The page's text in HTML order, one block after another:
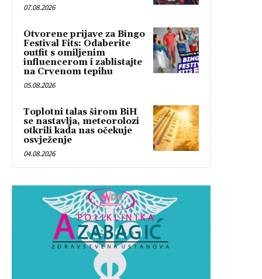
07.08.2026
Otvorene prijave za Bingo
Festival Fits: Odaberite
outfit s omiljenim
influencerom i zablistajte
na Crvenom tepihu
05.08.2026
Toplotni talas širom BiH
se nastavlja, meteorolozi
otkrili kada nas očekuje
osvježenje
04.08.2026